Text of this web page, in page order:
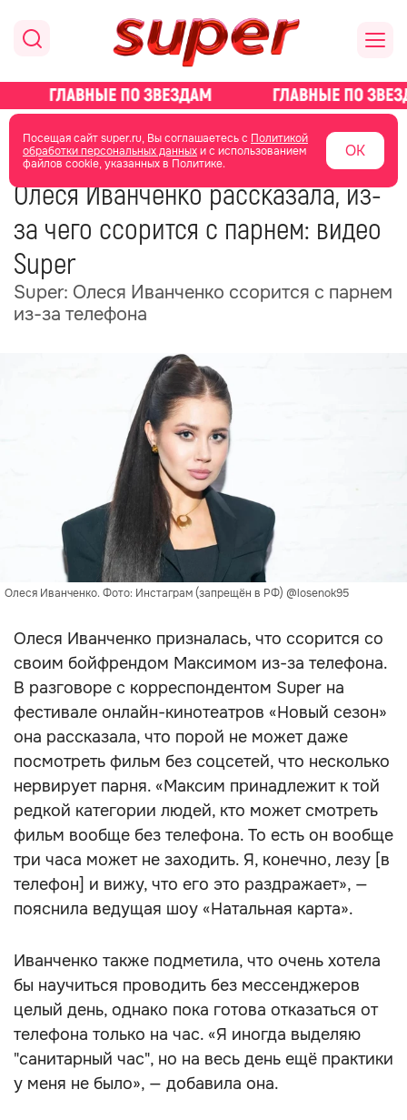
Посещая сайт super.ru, Вы соглашаетесь с Политикой
обработки персональных данныхи с использованием
файлов cookie, указанных в Политике.
ОК
главная новости о звездах новости
18 сентября 2025 05:19
Олеся Иванченко рассказала, из-
за чего ссорится с парнем: видео
Super
Super: Олеся Иванченко ссорится с парнем
из-за телефона
Олеся Иванченко. Фото: Инстаграм (запрещён в РФ) @losenok95
Олеся Иванченко призналась, что ссорится со
своим бойфрендом Максимом из-за телефона.
В разговоре с корреспондентом Super на
фестивале онлайн-кинотеатров «Новый сезон»
она рассказала, что порой не может даже
посмотреть фильм без соцсетей, что несколько
нервирует парня. «Максим принадлежит к той
редкой категории людей, кто может смотреть
фильм вообще без телефона. То есть он вообще
три часа может не заходить. Я, конечно, лезу [в
телефон] и вижу, что его это раздражает», —
пояснила ведущая шоу «Натальная карта».
Иванченко также подметила, что очень хотела
бы научиться проводить без мессенджеров
целый день, однако пока готова отказаться от
телефона только на час. «Я иногда выделяю
"санитарный час", но на весь день ещё практики
у меня не было», — добавила она.